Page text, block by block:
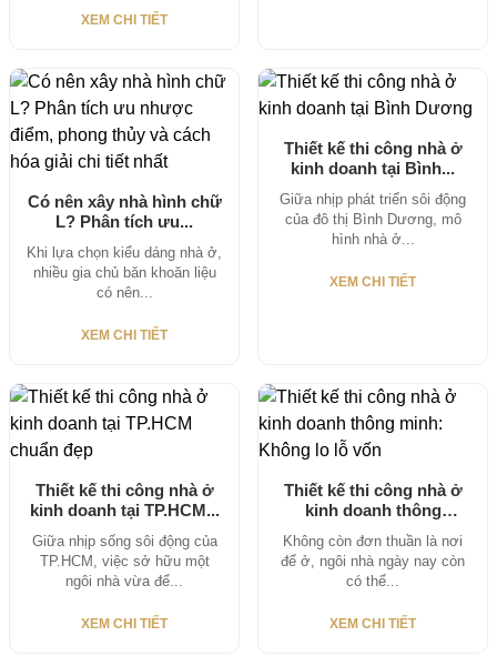
XEM CHI TIẾT
Có nên xây nhà hình chữ
L? Phân tích ưu...
Khi lựa chọn kiểu dáng nhà ở,
nhiều gia chủ băn khoăn liệu
có nên...
XEM CHI TIẾT
Thiết kế thi công nhà ở
kinh doanh tại Bình...
Giữa nhịp phát triển sôi động
của đô thị Bình Dương, mô
hình nhà ở...
XEM CHI TIẾT
Thiết kế thi công nhà ở
kinh doanh tại TP.HCM...
Giữa nhịp sống sôi động của
TP.HCM, việc sở hữu một
ngôi nhà vừa để...
XEM CHI TIẾT
Thiết kế thi công nhà ở
kinh doanh thông
minh:...
Không còn đơn thuần là nơi
để ở, ngôi nhà ngày nay còn
có thể...
XEM CHI TIẾT